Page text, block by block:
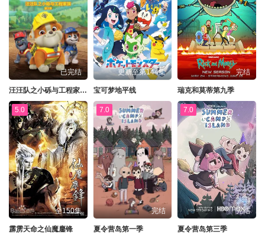
已完结
汪汪队之小砾与工程家族第三季国语
更新至第144集
宝可梦地平线
完结
瑞克和莫蒂第九季
5.0
全150集
霹雳天命之仙魔鏖锋
7.0
完结
夏令营岛第一季
7.0
完结
夏令营岛第三季